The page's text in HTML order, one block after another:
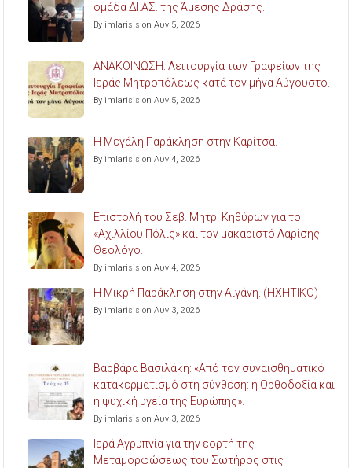
ομάδα ΔΙ.ΑΣ. της Άμεσης Δράσης.
By imlarisis on Αυγ 5, 2026
ΑΝΑΚΟΙΝΩΣΗ: Λειτουργία των Γραφείων της
Ιεράς Μητροπόλεως κατά τον μήνα Αύγουστο.
By imlarisis on Αυγ 5, 2026
Η Μεγάλη Παράκληση στην Καρίτσα.
By imlarisis on Αυγ 4, 2026
Επιστολή του Σεβ. Μητρ. Κηθύρων για το
«Αχιλλίου Πόλις» και τον μακαριστό Λαρίσης
Θεολόγο.
By imlarisis on Αυγ 4, 2026
Η Μικρή Παράκληση στην Αιγάνη. (ΗΧΗΤΙΚΟ)
By imlarisis on Αυγ 3, 2026
Βαρβάρα Βασιλάκη: «Από τον συναισθηματικό
κατακερματισμό στη σύνθεση: η Ορθοδοξία και
η ψυχική υγεία της Ευρώπης».
By imlarisis on Αυγ 3, 2026
Ιερά Αγρυπνία για την εορτή της
Μεταμορφώσεως του Σωτήρος στις